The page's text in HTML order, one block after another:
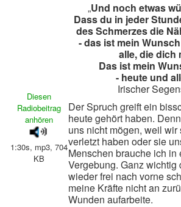
Diesen
Radiobeitrag
anhören
1:30s, mp3, 704
KB
„Und noch etwas
Dass du in jeder
des Schmerzes die
- das ist mein
alle, die dich
Das ist mein
- heute und
Irischer
Der Spruch greift ein
heute gehört haben.
uns nicht mögen, weil
verletzt haben oder sie
Menschen brauche ich in
Vergebung. Ganz wichtig
wieder frei nach vorne
meine Kräfte nicht an
Wunden aufarbeite.